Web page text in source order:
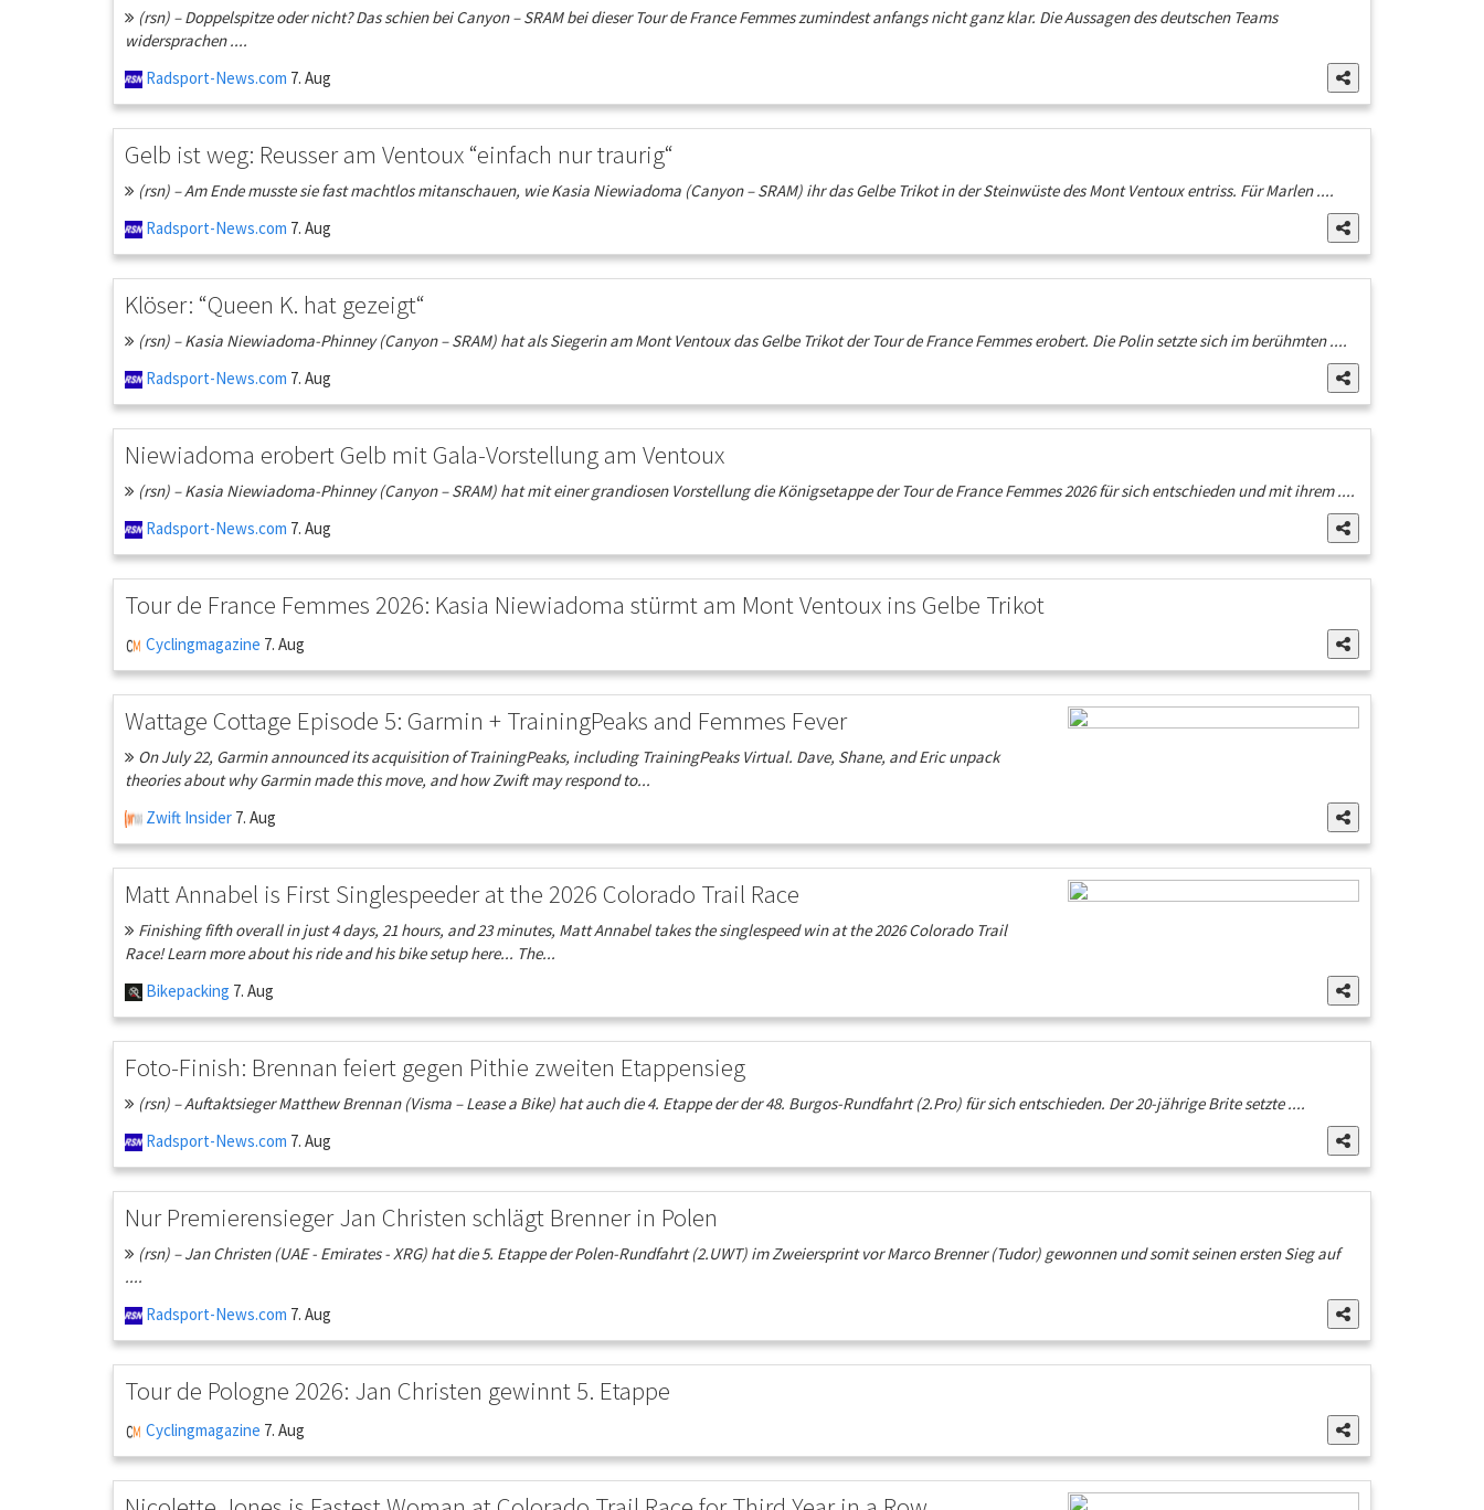
(rsn) – Doppelspitze oder nicht? Das schien bei Canyon – SRAM bei dieser Tour de France Femmes zumindest anfangs nicht ganz klar. Die Aussagen des deutschen Teams
widersprachen ....
Radsport-News.com 7. Aug
Gelb ist weg: Reusser am Ventoux “einfach nur traurig“
(rsn) – Am Ende musste sie fast machtlos mitanschauen, wie Kasia Niewiadoma (Canyon – SRAM) ihr das Gelbe Trikot in der Steinwüste des Mont Ventoux entriss. Für Marlen ....
Radsport-News.com 7. Aug
Klöser: “Queen K. hat gezeigt“
(rsn) – Kasia Niewiadoma-Phinney (Canyon – SRAM) hat als Siegerin am Mont Ventoux das Gelbe Trikot der Tour de France Femmes erobert. Die Polin setzte sich im berühmten ....
Radsport-News.com 7. Aug
Niewiadoma erobert Gelb mit Gala-Vorstellung am Ventoux
(rsn) – Kasia Niewiadoma-Phinney (Canyon – SRAM) hat mit einer grandiosen Vorstellung die Königsetappe der Tour de France Femmes 2026 für sich entschieden und mit ihrem ....
Radsport-News.com 7. Aug
Tour de France Femmes 2026: Kasia Niewiadoma stürmt am Mont Ventoux ins Gelbe Trikot
Cyclingmagazine 7. Aug
Wattage Cottage Episode 5: Garmin + TrainingPeaks and Femmes Fever
On July 22, Garmin announced its acquisition of TrainingPeaks, including TrainingPeaks Virtual. Dave, Shane, and Eric unpack
theories about why Garmin made this move, and how Zwift may respond to...
Zwift Insider 7. Aug
Matt Annabel is First Singlespeeder at the 2026 Colorado Trail Race
Finishing fifth overall in just 4 days, 21 hours, and 23 minutes, Matt Annabel takes the singlespeed win at the 2026 Colorado Trail
Race! Learn more about his ride and his bike setup here... The...
Bikepacking 7. Aug
Foto-Finish: Brennan feiert gegen Pithie zweiten Etappensieg
(rsn) – Auftaktsieger Matthew Brennan (Visma – Lease a Bike) hat auch die 4. Etappe der der 48. Burgos-Rundfahrt (2.Pro) für sich entschieden. Der 20-jährige Brite setzte ....
Radsport-News.com 7. Aug
Nur Premierensieger Jan Christen schlägt Brenner in Polen
(rsn) – Jan Christen (UAE - Emirates - XRG) hat die 5. Etappe der Polen-Rundfahrt (2.UWT) im Zweiersprint vor Marco Brenner (Tudor) gewonnen und somit seinen ersten Sieg auf
....
Radsport-News.com 7. Aug
Tour de Pologne 2026: Jan Christen gewinnt 5. Etappe
Cyclingmagazine 7. Aug